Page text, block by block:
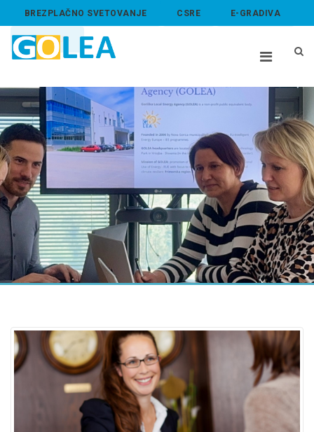
BREZPLAČNO SVETOVANJE CSRE E-GRADIVA
ABOUT US